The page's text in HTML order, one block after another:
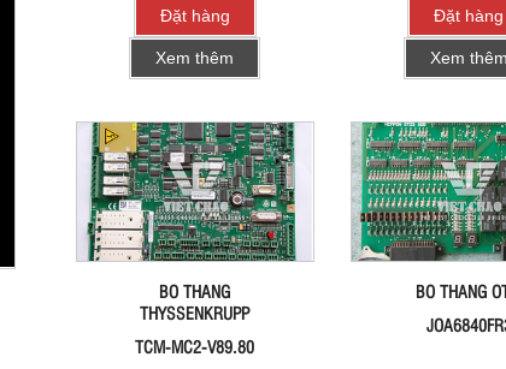
Đặt hàng
Xem thêm
Đặt hàng
Xem thêm
BO THANG
THYSSENKRUPP
TCM-MC2-V89.80
BO THANG